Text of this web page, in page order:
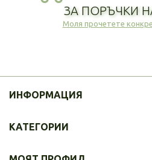
ЗА ПОРЪЧКИ
Моля прочетете
ИНФОРМАЦИЯ
КАТЕГОРИИ